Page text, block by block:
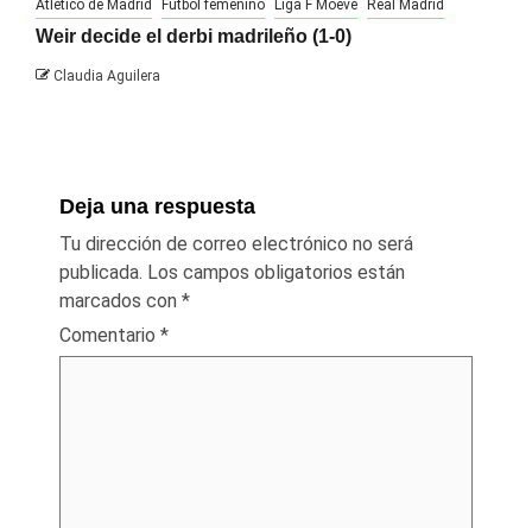
Atlético de Madrid Fútbol femenino Liga F Moeve Real Madrid
Weir decide el derbi madrileño (1-0)
Claudia Aguilera
Deja una respuesta
Tu dirección de correo electrónico no será
publicada. Los campos obligatorios están
marcados con *
Comentario *